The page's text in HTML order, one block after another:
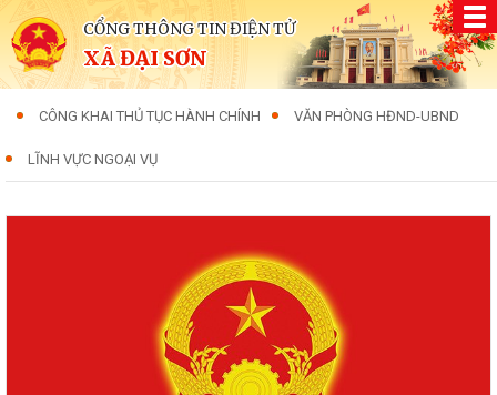
CỔNG THÔNG TIN ĐIỆN TỬ
XÃ ĐẠI SƠN
CÔNG KHAI THỦ TỤC HÀNH CHÍNH VĂN PHÒNG HĐND-UBND
LĨNH VỰC NGOẠI VỤ